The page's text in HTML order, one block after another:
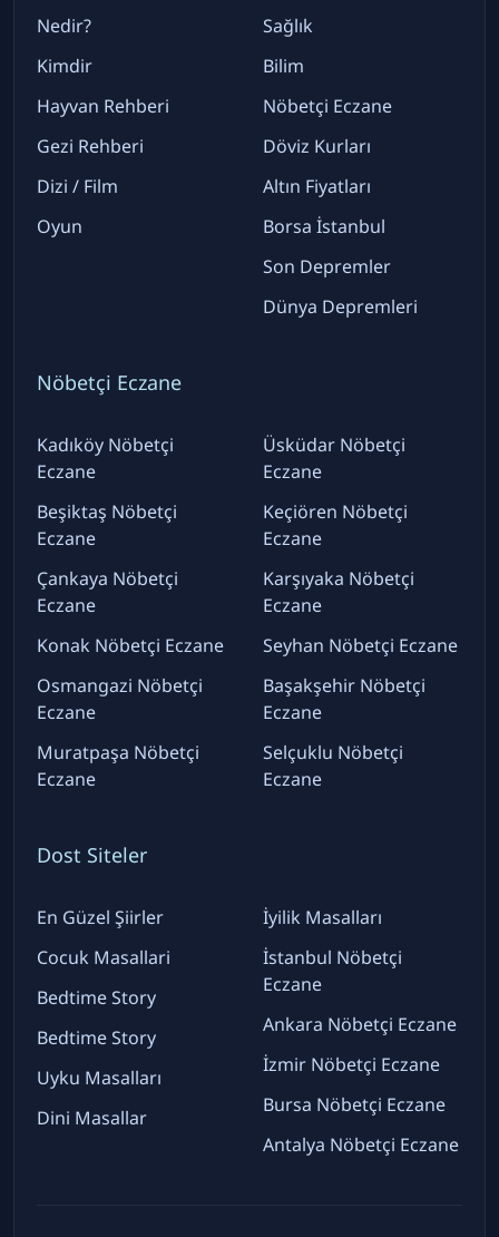
Nedir?
Kimdir
Hayvan Rehberi
Gezi Rehberi
Dizi / Film
Oyun
Sağlık
Bilim
Nöbetçi Eczane
Döviz Kurları
Altın Fiyatları
Borsa İstanbul
Son Depremler
Dünya Depremleri
Nöbetçi Eczane
Kadıköy Nöbetçi
Eczane
Beşiktaş Nöbetçi
Eczane
Çankaya Nöbetçi
Eczane
Konak Nöbetçi Eczane
Osmangazi Nöbetçi
Eczane
Muratpaşa Nöbetçi
Eczane
Üsküdar Nöbetçi
Eczane
Keçiören Nöbetçi
Eczane
Karşıyaka Nöbetçi
Eczane
Seyhan Nöbetçi Eczane
Başakşehir Nöbetçi
Eczane
Selçuklu Nöbetçi
Eczane
Dost Siteler
En Güzel Şiirler
Cocuk Masallari
Bedtime Story
Bedtime Story
Uyku Masalları
Dini Masallar
İyilik Masalları
İstanbul Nöbetçi
Eczane
Ankara Nöbetçi Eczane
İzmir Nöbetçi Eczane
Bursa Nöbetçi Eczane
Antalya Nöbetçi Eczane